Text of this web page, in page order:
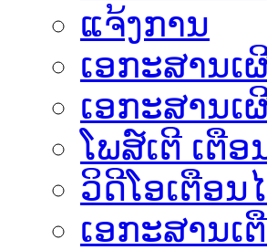
ແຈ້ງການ
ເອກະສານ
ເອກະສານ
ໂພສ໌ເຕີ ເຕືອ
ວິດີໂອເຕືອນ
ເອ​ກະ​ສານເ